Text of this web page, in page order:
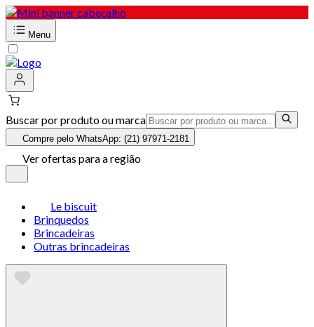
Menu
Buscar por produto ou marca
Compre pelo WhatsApp: (21) 97971-2181
Ver ofertas para a região
Le biscuit
Brinquedos
Brincadeiras
Outras brincadeiras